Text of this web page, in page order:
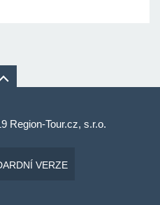
Region-Tour.cz, s.r.o.
VERZE